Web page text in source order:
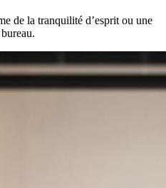
de la tranquilité d’esprit ou une